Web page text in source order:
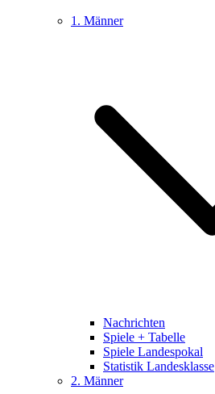
1. Männer
Nachrichten
Spiele + Tabelle
Spiele Landespokal
Statistik Landesklasse
2. Männer